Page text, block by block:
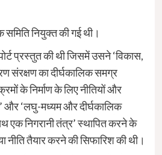
नियुक्त की गई थी।
प्रस्तुत की थी जिसमें उसने ‘विकास,
संरक्षण का दीर्घकालिक समग्र
के निर्माण के लिए नीतियों और
और ‘लघु-मध्यम और दीर्घकालिक
एक निगरानी तंत्र’ स्थापित करने के
नीति तैयार करने की सिफारिश की थी।